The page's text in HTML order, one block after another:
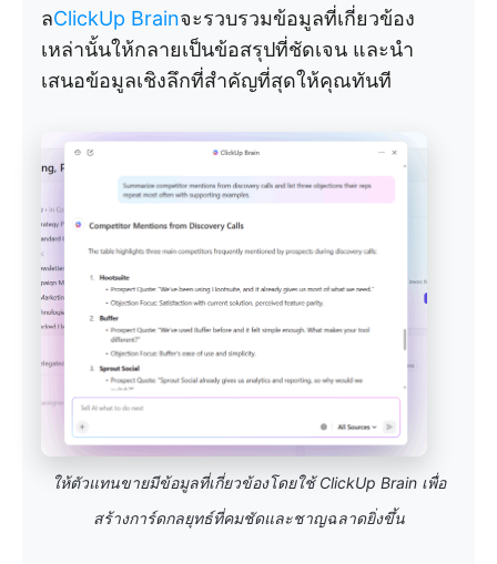
ลClickUp Brainจะรวบรวมข้อมูลที่เกี่ยวข้อง
เหล่านั้นให้กลายเป็นข้อสรุปที่ชัดเจน และนำ
เสนอข้อมูลเชิงลึกที่สำคัญที่สุดให้คุณทันที
ให้ตัวแทนขายมีข้อมูลที่เกี่ยวข้องโดยใช้ ClickUp Brain เพื่อ
สร้างการ์ดกลยุทธ์ที่คมชัดและชาญฉลาดยิ่งขึ้น